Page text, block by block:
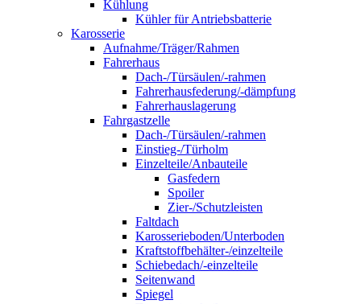
Kühlung
Kühler für Antriebsbatterie
Karosserie
Aufnahme/Träger/Rahmen
Fahrerhaus
Dach-/Türsäulen/-rahmen
Fahrerhausfederung/-dämpfung
Fahrerhauslagerung
Fahrgastzelle
Dach-/Türsäulen/-rahmen
Einstieg-/Türholm
Einzelteile/Anbauteile
Gasfedern
Spoiler
Zier-/Schutzleisten
Faltdach
Karosserieboden/Unterboden
Kraftstoffbehälter-/einzelteile
Schiebedach/-einzelteile
Seitenwand
Spiegel